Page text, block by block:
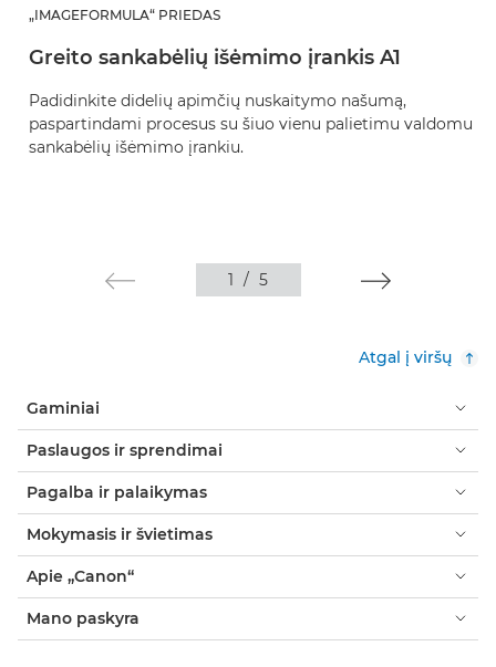
„IMAGEFORMULA“ PRIEDAS
Greito sankabėlių išėmimo įrankis A1
Padidinkite didelių apimčių nuskaitymo našumą,
paspartindami procesus su šiuo vienu palietimu valdomu
sankabėlių išėmimo įrankiu.
1 / 5
Atgal į viršų
Gaminiai
Paslaugos ir sprendimai
Pagalba ir palaikymas
Mokymasis ir švietimas
Apie „Canon“
Mano paskyra